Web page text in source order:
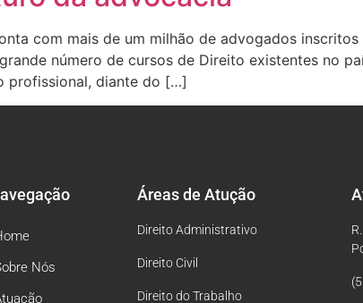
com mais de um milhão de advogados
número de cursos de Direito existentes no
profissional, diante do […]
Nós
Áreas de Atução
Direito Administrativo
Direito Civil
Direito do Trabalho